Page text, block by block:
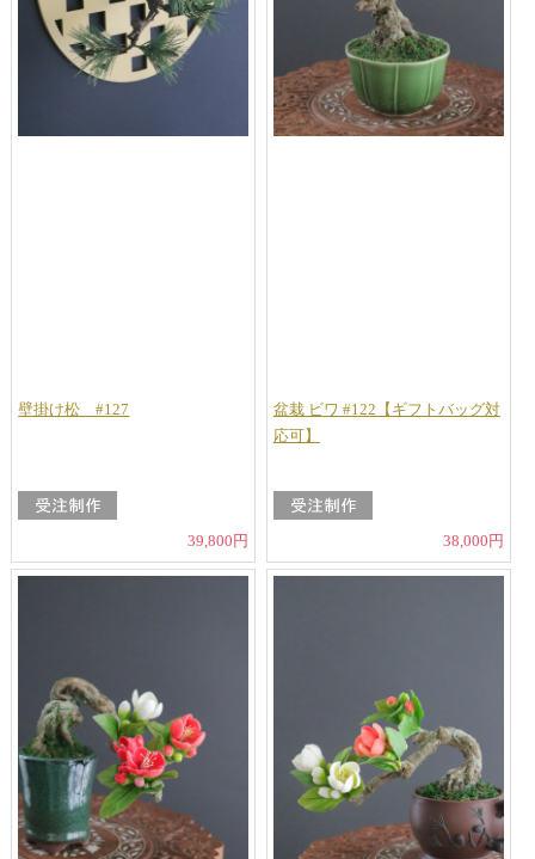
壁掛け松 #127
39,800円
盆栽 ビワ #122【ギフトバッグ対
応可】
38,000円